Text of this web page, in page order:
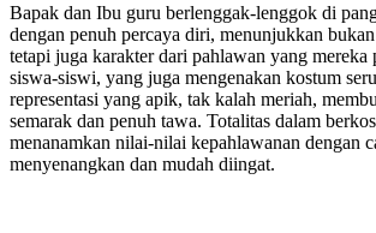
Bapak dan Ibu guru berlenggak-lenggok di
dengan penuh percaya diri, menunjukkan
tetapi juga karakter dari pahlawan yang mereka
siswa-siswi, yang juga mengenakan kostum
representasi yang apik, tak kalah meriah,
semarak dan penuh tawa. Totalitas dalam
menanamkan nilai-nilai kepahlawanan dengan
menyenangkan dan mudah diingat.